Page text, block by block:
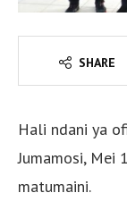
SHARE
Hali ndani ya
Jumamosi, Mei
matumaini.